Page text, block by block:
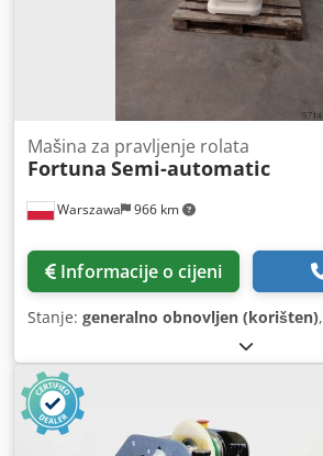
Warszawa 966 km
Mašina za pravljenje rolata
Fortuna Semi-automatic
Informacije o cijeni
Stanje: generalno obnovljen (korišten),